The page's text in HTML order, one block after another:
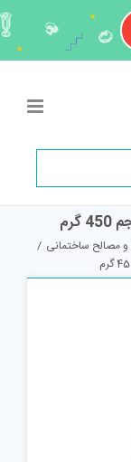
و مصالح ساختمانی /